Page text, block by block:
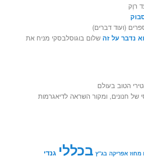
רוֶק
(ועוד דברים)
נדבר על זה שלום בוגוסלבסקי מניח את
הטוב בעולם
של חנונים, ומקור השראה לדיאגרמות
מחוז אפריקה בג"ץ בכללי גנדי